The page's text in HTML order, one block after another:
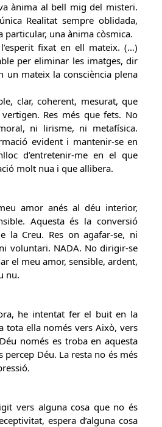
ànima al bell mig del misteri.
Realitat sempre oblidada,
particular, una ànima còsmica.
fixat en ell mateix. (…)
per eliminar les imatges, dir
un mateix la consciència plena
clar, coherent, mesurat, que
Res més que fets. No
ni lirisme, ni metafísica.
evident i mantenir-se en
d’entretenir-me en el que
molt nua i que allibera.
amor anés al déu interior,
Aquesta és la conversió
la Creu. Res on agafar-se, ni
voluntari. NADA. No dirigir-se
el meu amor, sensible, ardent,
nu.
he intentat fer el buit en la
tota ella només vers Això, vers
només es troba en aquesta
percep Déu. La resta no és més
vers alguna cosa que no és
espera d’alguna cosa